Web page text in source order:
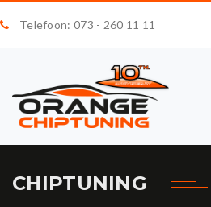
Telefoon: 073 - 260 11 11
CHIPTUNING